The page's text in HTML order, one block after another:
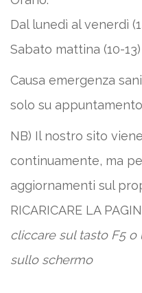
Dal lunedì al venerdì
Sabato mattina (10-13)
Causa emergenza
solo su
NB) Il nostro sito
continuamente, ma
aggiornamenti sul
RICARICARE LA
cliccare sul tasto F5
sullo schermo